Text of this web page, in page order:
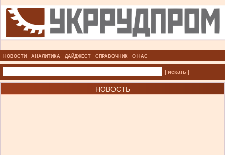
НОВОСТИ АНАЛИТИКА ДАЙДЖЕСТ СПРАВОЧНИК О НАС
| искать |
НОВОСТЬ